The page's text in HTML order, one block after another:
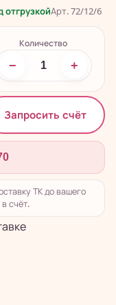
отгрузкойАрт. 72/12/6
Количество
− +
Запросить счёт
ТК до вашего
счёт.